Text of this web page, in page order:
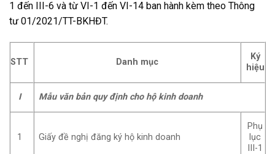
1 đến III-6 và từ VI-1 đến VI-14 ban hành kèm theo Thông
tư 01/2021/TT-BKHĐT.
STT Danh mục
Ký
hiệu
I Mẫu văn bản quy định cho hộ kinh doanh
1 Giấy đề nghị đăng ký hộ kinh doanh
Phụ
lục
III-1